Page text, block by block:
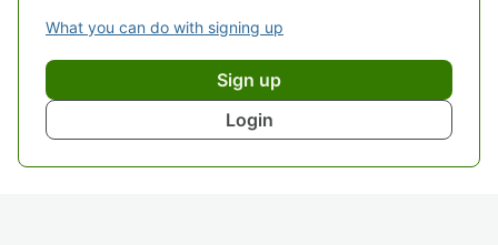
What you can do with signing up
Sign up
Login